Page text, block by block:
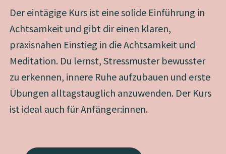
Der eintägige Kurs ist eine solide Einführung in
Achtsamkeit und gibt dir einen klaren,
praxisnahen Einstieg in die Achtsamkeit und
Meditation. Du lernst, Stressmuster bewusster
zu erkennen, innere Ruhe aufzubauen und erste
Übungen alltagstauglich anzuwenden. Der Kurs
ist ideal auch für Anfänger:innen.